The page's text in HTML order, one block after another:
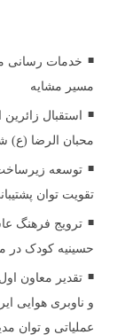
مسیر مشایه
استقبال
محبان الرضا (ع)
توسعه
تقویت توان
ترویج فرهنگ
حسینیه کودک در
تقدیر معاون
و ناوبری هوایی
عملیاتی و توان